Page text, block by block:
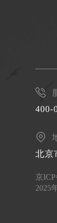
400-
北京
京ICP
2025